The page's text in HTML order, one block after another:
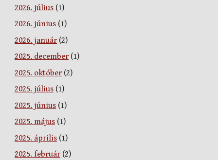
2026. július (1)
2026. június (1)
2026. január(2)
2025. december(1)
2025. október(2)
2025. július (1)
2025. június (1)
2025. május (1)
2025. április (1)
2025. február(2)